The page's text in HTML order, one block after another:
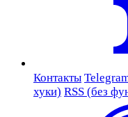
Контакты
хуки) RSS (без